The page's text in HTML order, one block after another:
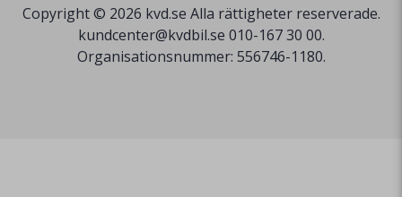
Copyright © 2026 kvd.se Alla rättigheter reserverade.
kundcenter@kvdbil.se 010-167 30 00.
Organisationsnummer: 556746-1180.